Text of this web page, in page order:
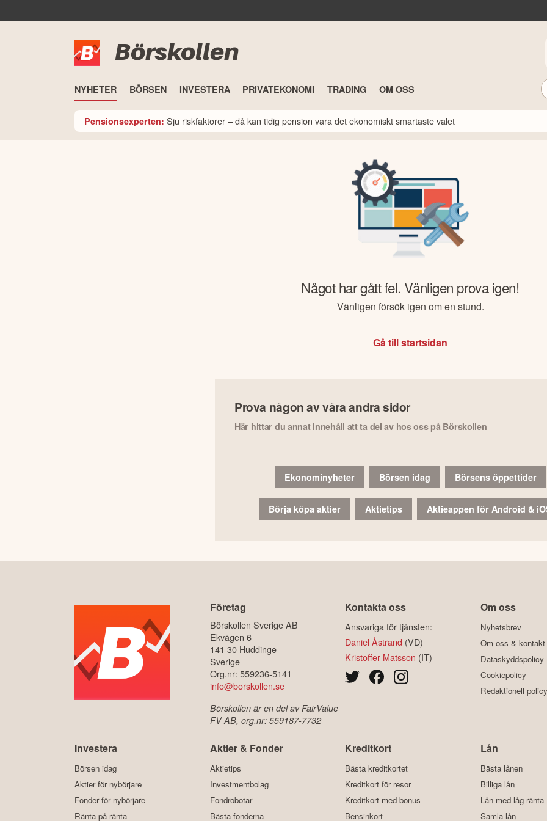
Börskollen
NYHETER BÖRSEN INVESTERA PRIVATEKONOMI TRADING OM OSS
Pensionsexperten: Sju riskfaktorer – då kan tidig pension vara det ekonomiskt smartaste valet
Något har gått fel. Vänligen prova igen!
Vänligen försök igen om en stund.
Gå till startsidan
Prova någon av våra andra sidor
Här hittar du annat innehåll att ta del av hos oss på Börskollen
Ekonominyheter Börsen idag Börsens öppettider
Börja köpa aktier Aktietips Aktieappen för Android &
Företag
Börskollen Sverige AB
Ekvägen 6
141 30 Huddinge
Sverige
Org.nr: 559236-5141
info@borskollen.se
Börskollen är en del av FairValue
FV AB, org.nr: 559187-7732
Kontakta oss
Ansvariga för tjänsten:
Daniel Åstrand (VD)
Kristoffer Matsson (IT)
Om oss
Nyhetsbrev
Om oss & kontakt
Dataskyddspolicy
Cookiepolicy
Redaktionell policy
Investera
Börsen idag
Aktier för nybörjare
Fonder för nybörjare
Ränta på ränta
Aktier & Fonder
Aktietips
Investmentbolag
Fondrobotar
Bästa fonderna
Kreditkort
Bästa kreditkortet
Kreditkort för resor
Kreditkort med bonus
Bensinkort
Lån
Bästa lånen
Billiga lån
Lån med låg ränta
Samla lån